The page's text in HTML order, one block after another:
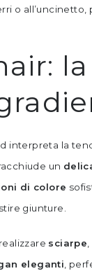
o
interpreta la
un
di colore
giunture.
sciarpe,
eleganti,